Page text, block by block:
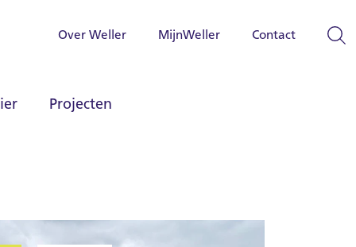
Over Weller MijnWeller Contact
Projecten